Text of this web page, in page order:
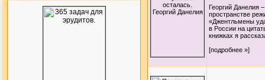
Георгий Данелия
пространстве
«Джентльмены
в России на
книжках я
[подробнее »]